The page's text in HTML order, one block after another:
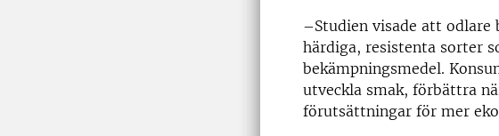
–Studien visade att
härdiga, resistenta sorter
bekämpningsmedel.
utveckla smak, förbättra
förutsättningar för mer